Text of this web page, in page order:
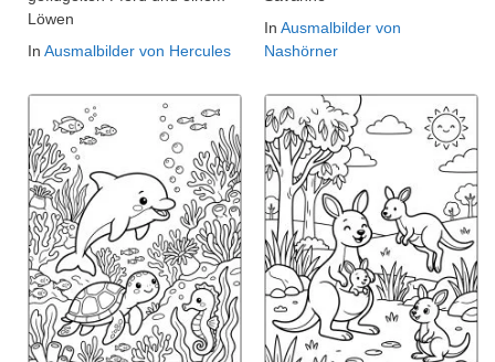
Löwen
In Ausmalbilder von Hercules
In Ausmalbilder von
Nashörner